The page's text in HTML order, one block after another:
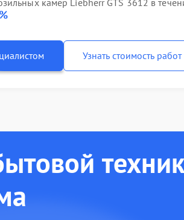
Узнать стоимость работ